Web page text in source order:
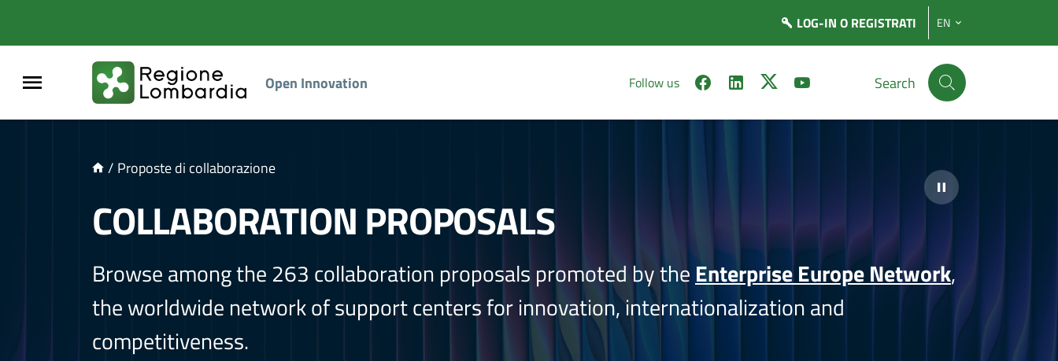
LOG-IN O REGISTRATI EN
Open Innovation Follow us Search
/ Proposte di collaborazione
COLLABORATION PROPOSALS
Browse among the 263 collaboration proposals promoted by the Enterprise Europe Network,
the worldwide network of support centers for innovation, internationalization and
competitiveness.